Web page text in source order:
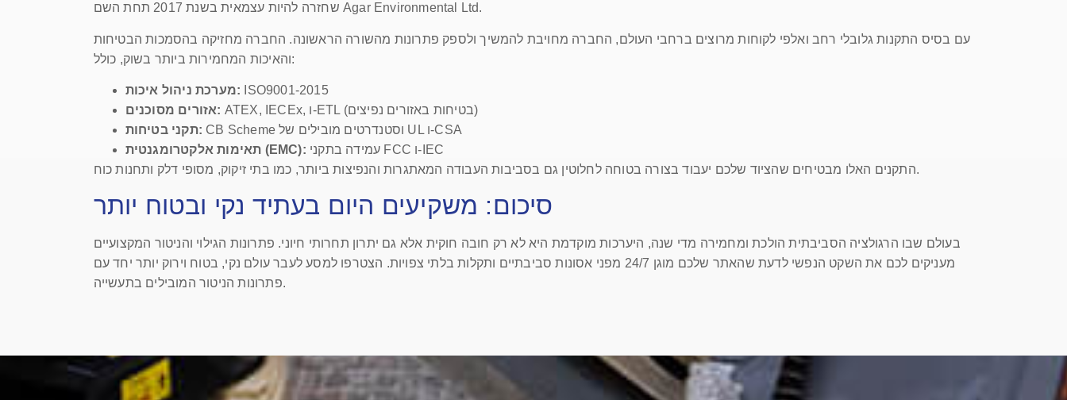
שחזרה להיות עצמאית בשנת 2017 תחת השם Agar Environmental Ltd.
עם בסיס התקנות גלובלי רחב ואלפי לקוחות מרוצים ברחבי העולם, החברה מחויבת להמשיך ולספק פתרונות מהשורה הראשונה. החברה מחזיקה בהסמכות הבטיחות
והאיכות המחמירות ביותר בשוק, כולל:
מערכת ניהול איכות: ISO9001-2015
אזורים מסוכנים:
ATEX, IECEx, ו-ETL (בטיחות באזורים נפיצים)
תקני בטיחות:
CB Scheme וסטנדרטים מובילים של UL ו-CSA
תאימות אלקטרומגנטית (EMC):
עמידה בתקני FCC ו-IEC
התקנים האלו מבטיחים שהציוד שלכם יעבוד בצורה בטוחה לחלוטין גם בסביבות העבודה המאתגרות והנפיצות ביותר, כמו בתי זיקוק, מסופי דלק ותחנות כוח.
סיכום: משקיעים היום בעתיד נקי ובטוח יותר
בעולם שבו הרגולציה הסביבתית הולכת ומחמירה מדי שנה, היערכות מוקדמת היא לא רק חובה חוקית אלא גם יתרון תחרותי חיוני. פתרונות הגילוי והניטור המקצועיים
מעניקים לכם את השקט הנפשי לדעת שהאתר שלכם מוגן 24/7 מפני אסונות סביבתיים ותקלות בלתי צפויות. הצטרפו למסע לעבר עולם נקי, בטוח וירוק יותר יחד עם
פתרונות הניטור המובילים בתעשייה.